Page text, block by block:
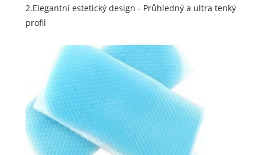
2.Elegantní estetický design - Průhledný a ultra tenký
profil